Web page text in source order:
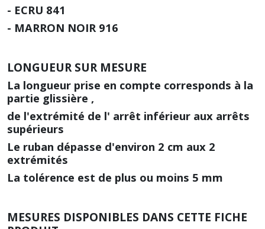
- ECRU 841
- MARRON NOIR 916
LONGUEUR SUR MESURE
La longueur prise en compte corresponds à la
partie glissière ,
de l'extrémité de l' arrêt inférieur aux arrêts
supérieurs
Le ruban dépasse d'environ 2 cm aux 2
extrémités
La tolérence est de plus ou moins 5 mm
MESURES DISPONIBLES DANS CETTE FICHE